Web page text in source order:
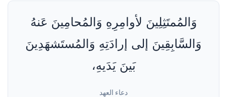
وَالمُمتَثِلِينَ لأوامِرِهِ وَالمُحامِينَ عَنهُ
وَالسَّابِقِينَ إلى إرادَتِهِ وَالمُستَشهَدِينَ
بَينَ يَدَيهِ،
دعاء العهد